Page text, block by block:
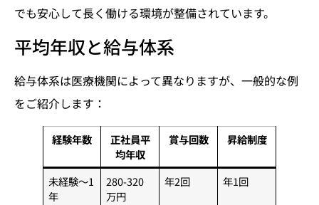
でも安心して長く働ける環境が整備されています。
平均年収と給与体系
給与体系は医療機関によって異なりますが、一般的な例
をご紹介します：
経験年数
正社員平
均年収
賞与回数 昇給制度
未経験～1
年
280-320
万円
年2回 年1回